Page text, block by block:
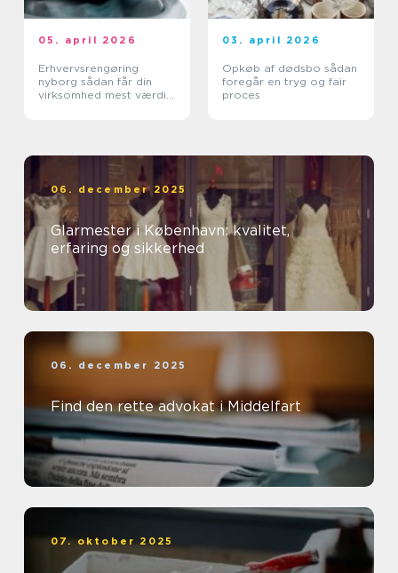
05. april 2026
Erhvervsrengøring
nyborg sådan får din
virksomhed mest værdi
03. april 2026
Opkøb af dødsbo sådan
foregår en tryg og fair
proces
06. december 2025
Glarmester i København: kvalitet,
erfaring og sikkerhed
06. december 2025
Find den rette advokat i Middelfart
07. oktober 2025